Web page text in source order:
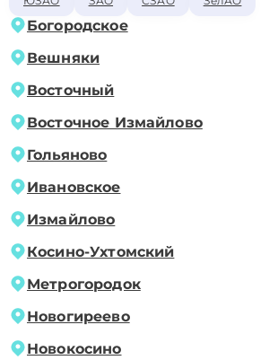
Богородское
Вешняки
Восточный
Восточное Измайлово
Гольяново
Ивановское
Измайлово
Косино-Ухтомский
Метрогородок
Новогиреево
Новокосино